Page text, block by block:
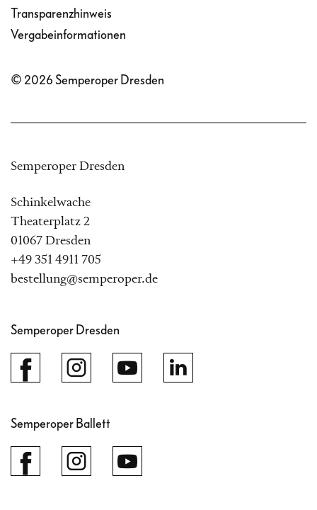
Transparenzhinweis
Vergabeinformationen
© 2026 Semperoper Dresden
Semperoper Dresden
Schinkelwache
Theaterplatz 2
01067 Dresden
+49 351 4911 705
bestellung@semperoper.de
Semperoper Dresden
Semperoper Ballett